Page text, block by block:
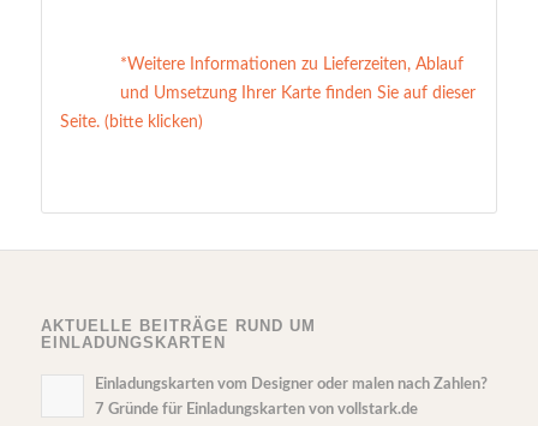
*Weitere Informationen zu Lieferzeiten, Ablauf
und Umsetzung Ihrer Karte finden Sie auf dieser
Seite. (bitte klicken)
AKTUELLE BEITRÄGE RUND UM
EINLADUNGSKARTEN
Einladungskarten vom Designer oder malen nach Zahlen?
7 Gründe für Einladungskarten von vollstark.de